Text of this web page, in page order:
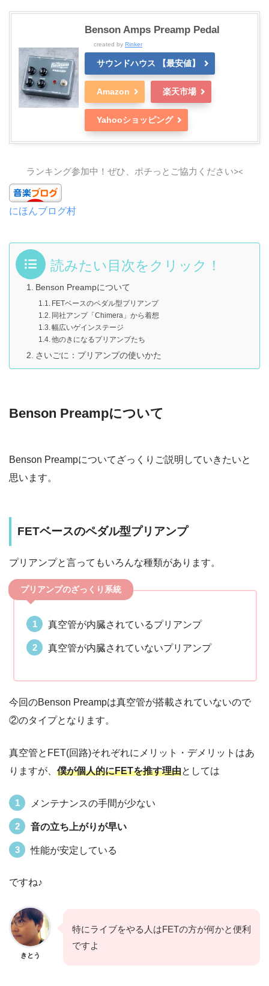
Benson Amps Preamp Pedal
created by Rinker
サウンドハウス 【最安値】
Amazon 楽天市場
Yahooショッピング
ランキング参加中！ぜひ、ポチっとご協力ください><
にほんブログ村
読みたい目次をクリック！
Benson Preampについて
FETベースのペダル型プリアンプ
同社アンプ「Chimera」から着想
幅広いゲインステージ
他のきになるプリアンプたち
さいごに：プリアンプの使いかた
Benson Preampについて
Benson Preampについてざっくりご説明していきたいと
思います。
FETベースのペダル型プリアンプ
プリアンプと言ってもいろんな種類があります。
プリアンプのざっくり系統
真空管が内臓されているプリアンプ
真空管が内臓されていないプリアンプ
今回のBenson Preampは真空管が搭載されていないので
②のタイプとなります。
真空管とFET(回路)それぞれにメリット・デメリットはあ
りますが、 僕が個人的にFETを推す理由としては
メンテナンスの手間が少ない
音の立ち上がりが早い
性能が安定している
ですね♪
きとう
特にライブをやる人はFETの方が何かと便利
ですよ